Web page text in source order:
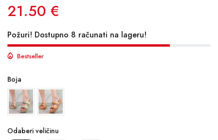
21.50 €
Požuri! Dostupno 8 računati na lageru!
Bestseller
Boja
Odaberi veličinu